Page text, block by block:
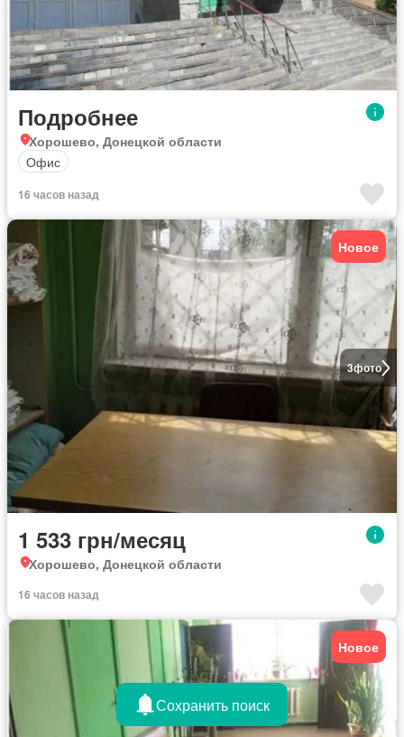
Подробнее
Хорошево, Донецкой области
Офис
16 часов назад
3фото
Новое
1 533 грн/месяц
Хорошево, Донецкой области
16 часов назад
Новое
Сохранить поиск